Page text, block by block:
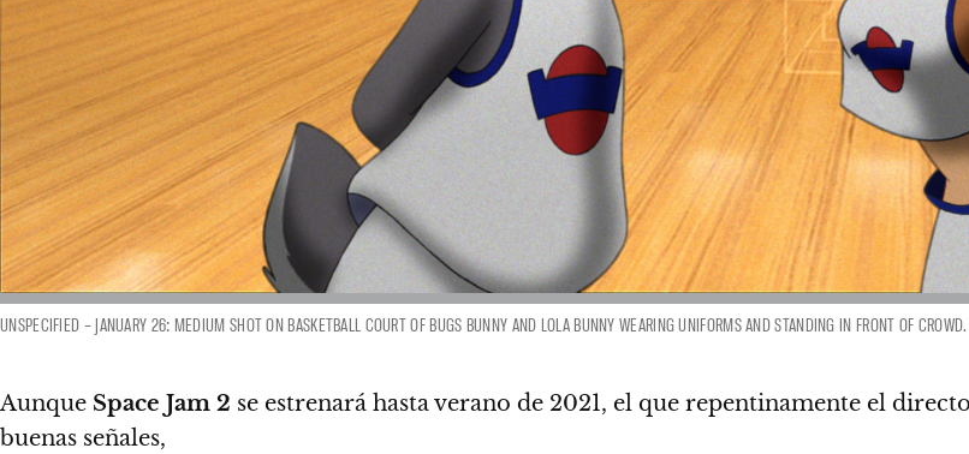
UNSPECIFIED – JANUARY 26: MEDIUM SHOT ON BASKETBALL COURT OF BUGS BUNNY AND LOLA BUNNY WEARING UNIFORMS AND STANDING IN FRONT OF
Aunque Space Jam 2 se estrenará hasta verano de 2021, el que repentinamente el
buenas señales,